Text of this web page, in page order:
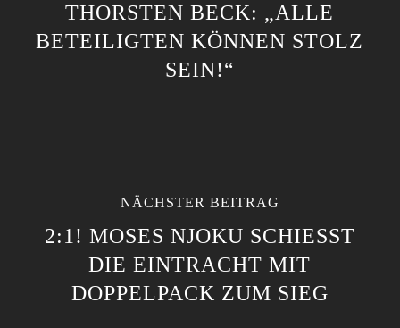
THORSTEN BECK: „ALLE
BETEILIGTEN KÖNNEN STOLZ
SEIN!“
NÄCHSTER BEITRAG
2:1! MOSES NJOKU SCHIESST D
IE EINTRACHT MIT D
OPPELPACK ZUM SIEG